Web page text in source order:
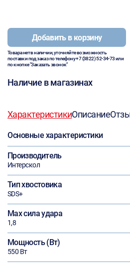
Добавить в корзину
Товара нет в наличии, уточняйте возможность
поставки под заказ по телефону+7 (3822) 52-34-73или
по кнопке "Заказать звонок"
Наличие в магазинах
ХарактеристикиОписание
Основные характеристики
Производитель
Интерскол
Тип хвостовика
SDS+
Max сила удара
1,8
Мощность (Вт)
550 Вт